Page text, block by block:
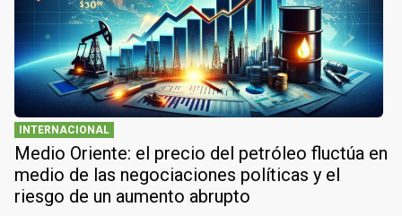
INTERNACIONAL
Medio Oriente: el precio del petróleo fluctúa en
medio de las negociaciones políticas y el
riesgo de un aumento abrupto